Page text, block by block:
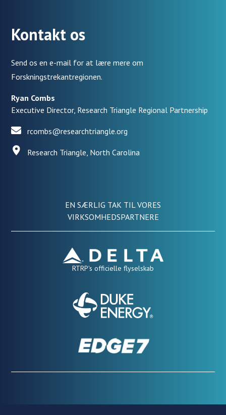
Kontakt os
Send os en e-mail for at lære mere om
Forskningstrekantregionen.
Ryan Combs
Executive Director, Research Triangle Regional Partnership
rcombs@researchtriangle.org
Research Triangle, North Carolina
EN SÆRLIG TAK TIL VORES
VIRKSOMHEDSPARTNERE
RTRP's officielle flyselskab